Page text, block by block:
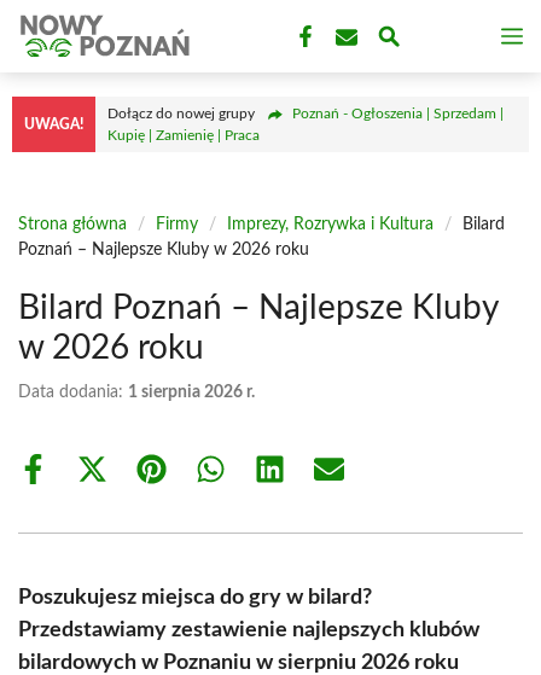
Przejdź
treści
UWAGA!
Dołącz do nowej grupy
Poznań - Ogłoszenia | Sprzedam |
Kupię | Zamienię | Praca
Strona główna / Firmy / Imprezy, Rozrywka i Kultura /
Bilard
Poznań – Najlepsze Kluby w 2026 roku
Bilard Poznań – Najlepsze Kluby
w 2026 roku
Data dodania: 1 sierpnia 2026 r.
Share
Share
(Twitter)
Share Share Share Share
Poszukujesz miejsca do gry w bilard?
Przedstawiamy zestawienie najlepszych klubów
bilardowych w Poznaniu w sierpniu 2026 roku